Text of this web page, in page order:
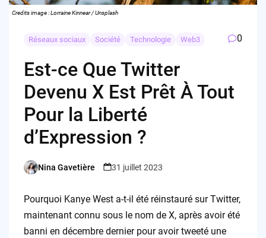
Credits image : Lorraine Kinnear / Unsplash
Réseaux sociaux Société Technologie Web3 0
Est-ce Que Twitter
Devenu X Est Prêt À Tout
Pour la Liberté
d’Expression ?
Posted
Nina Gavetière 31 juillet 2023
Pourquoi Kanye West a-t-il été réinstauré sur Twitter,
maintenant connu sous le nom de X, après avoir été
banni en décembre dernier pour avoir tweeté une